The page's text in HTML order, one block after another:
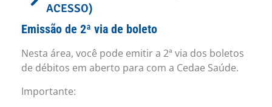
ACESSO)
Emissão de 2ª via de boleto
Nesta área, você pode emitir a 2ª via dos boletos
de débitos em aberto para com a Cedae Saúde.
Importante: